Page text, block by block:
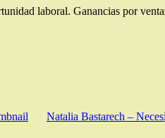
laboral. Ganancias por
Natalia Bastarech –